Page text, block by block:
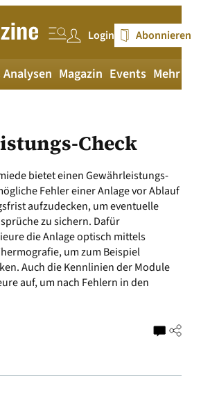
Login Abonnieren
Magazin Events Mehr
Check
bietet einen Gewährleistungs-
Fehler einer Anlage vor Ablauf
aufzudecken, um eventuelle
zu sichern. Dafür
die Anlage optisch mittels
um zum Beispiel
Auch die Kennlinien der Module
auf, um nach Fehlern in den